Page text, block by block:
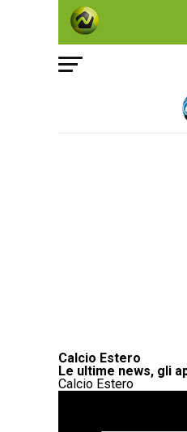
Calcio Estero
Le ultime news, gli
Calcio Estero